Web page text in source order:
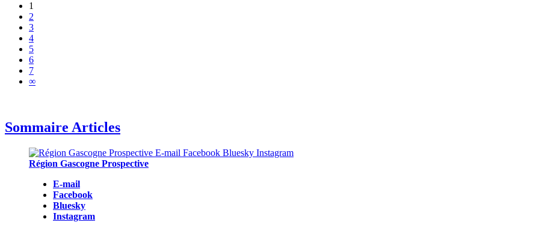
1
2
3
4
5
6
7
∞
Sommaire Articles
Région Gascogne Prospective
E-mail
Facebook
Bluesky
Instagram